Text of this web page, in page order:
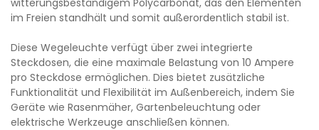
im Freien standhält und somit außerordentlich stabil ist.
Diese Wegeleuchte verfügt über zwei integrierte
Steckdosen, die eine maximale Belastung von 10 Ampere
pro Steckdose ermöglichen. Dies bietet zusätzliche
Funktionalität und Flexibilität im Außenbereich, indem Sie
Geräte wie Rasenmäher, Gartenbeleuchtung oder
elektrische Werkzeuge anschließen können.